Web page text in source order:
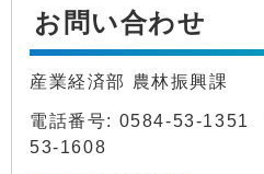
お問い合わせ
産業経済部 農林振興課
電話番号: 0584-53-1351
53-1608